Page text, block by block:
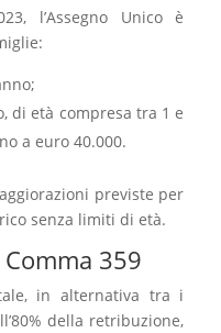
l’Assegno Unico è
di età compresa tra 1 e
a euro 40.000.
previste per
senza limiti di età.
359
in alternativa tra i
della retribuzione,